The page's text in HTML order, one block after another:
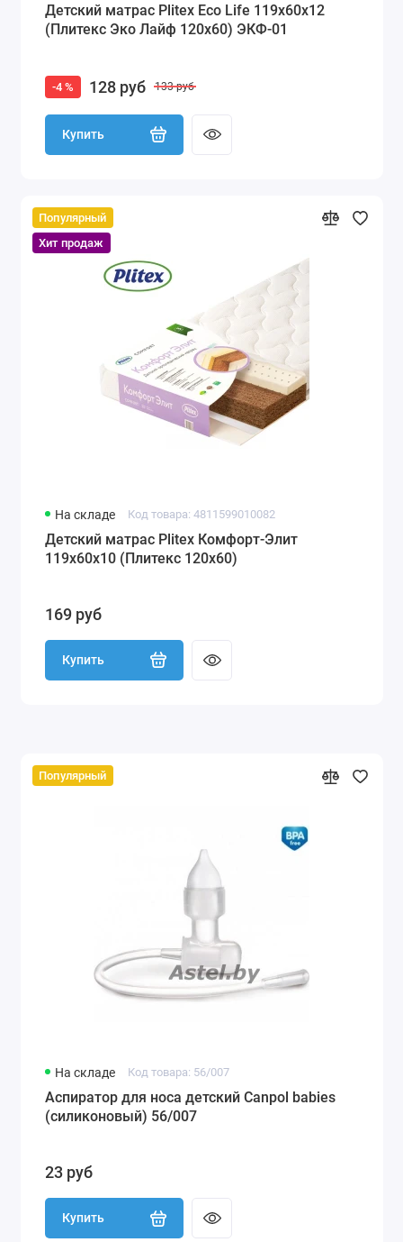
Детский матрас Plitex Eco Life 119x60x12
(Плитекс Эко Лайф 120х60) ЭКФ-01
-4 % 128 руб 133 руб
Купить
Популярный
Хит продаж
На складе Код товара: 4811599010082
Детский матрас Plitex Комфорт-Элит
119x60x10 (Плитекс 120х60)
169 руб
Купить
Популярный
На складе Код товара: 56/007
Аспиратор для носа детский Canpol babies
(силиконовый) 56/007
23 руб
Купить